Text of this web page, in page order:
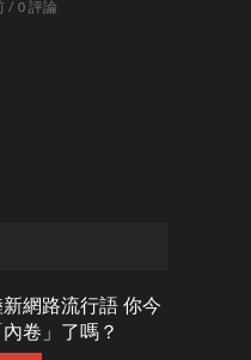
/ 0 評論
新網路流行語 你今
卷」了嗎？